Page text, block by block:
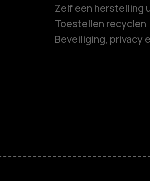
Terra
Zelf een herstelling
Toestellen recyclen
Beveiliging, privacy